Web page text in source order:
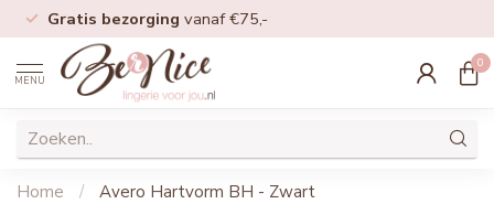
Gratis bezorging vanaf €75,-
MENU
0
Home / Avero Hartvorm BH - Zwart